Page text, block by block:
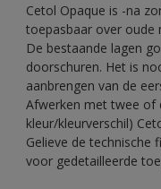
Cetol Opaque is -na
toepasbaar over oude
De bestaande lagen
doorschuren. Het is
aanbrengen van de
Afwerken met twee of
kleur/kleurverschil)
Gelieve de technische
voor gedetailleerde